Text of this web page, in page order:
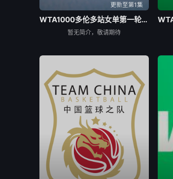
更新至第1集
WTA1000多伦多站女单第一轮：王欣瑜VS卡萨金娜
暂无简介，敬请期待